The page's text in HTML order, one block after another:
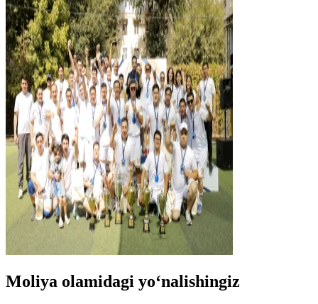
Moliya olamidagi yo‘nalishingiz